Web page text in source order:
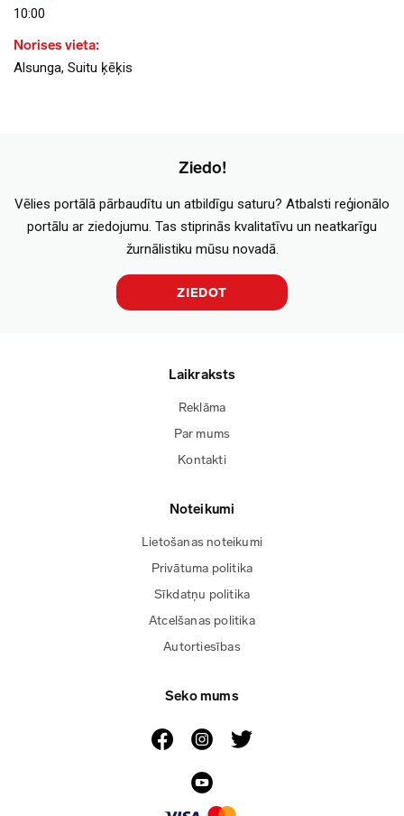
10:00
Norises vieta:
Alsunga, Suitu ķēķis
Ziedo!
Vēlies portālā pārbaudītu un atbildīgu saturu? Atbalsti reģionālo
portālu ar ziedojumu. Tas stiprinās kvalitatīvu un neatkarīgu
žurnālistiku mūsu novadā.
ZIEDOT
Laikraksts
Reklāma
Par mums
Kontakti
Noteikumi
Lietošanas noteikumi
Privātuma politika
Sīkdatņu politika
Atcelšanas politika
Autortiesības
Seko mums